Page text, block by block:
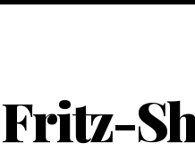
Fritz-